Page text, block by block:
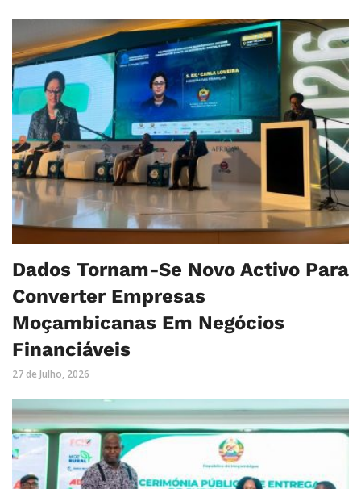
Dados Tornam-Se Novo Activo Para
Converter Empresas
Moçambicanas Em Negócios
Financiáveis
27 de Julho, 2026